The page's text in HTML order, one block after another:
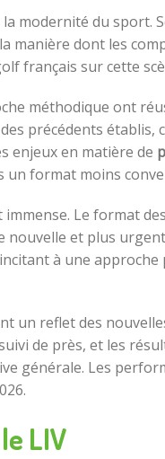
modernité du sport.
manière dont les
français sur cette
méthodique ont
précédents établis,
enjeux en matière de
un format moins
Le format
et plus
à une
un reflet des
de près, et les
générale. Les
LIV